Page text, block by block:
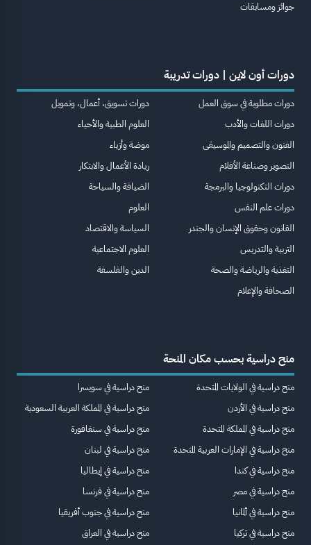
جوائز ومسابقات
دورات أون لاين | دورات تدريبة
دورات مطلوبة في سوق العمل
دورات اللغات والأدب
الفنون والتصميم والموسيقى
التصوير وصناعة الأفلام
دورات التكنولوجيا والبرمجة
دورات علم النفس
القانون وحقوق الإنسان والجندر
التربية والتدريس
التغذية والرياضة والصحة
الصحافة والإعلام
دورات تسويق، أعمال، وتمويل
العلوم الطبية والأحياء
موضة وأزياء
ريادة الأعمال والابتكار
الضيافة والسياحة
العلوم
السياسة والاقتصاد
العلوم الاجتماعية
الدين والفلسفة
منح دراسية بحسب مكان المنحة
منح دراسية في الولايات المتحدة
منح دراسية في الأردن
منح دراسية في المملكة المتحدة
منح دراسية في الإمارات العربية المتحدة
منح دراسية في كندا
منح دراسية في مصر
منح دراسية في ألمانيا
منح دراسية في تركيا
منح دراسية في سويسرا
منح دراسية في المملكة العربية السعودية
منح دراسية في سنغافورة
منح دراسية في لبنان
منح دراسية في إيطاليا
منح دراسية في فرنسا
منح دراسية في جنوب أفريقيا
منح دراسية في العراق